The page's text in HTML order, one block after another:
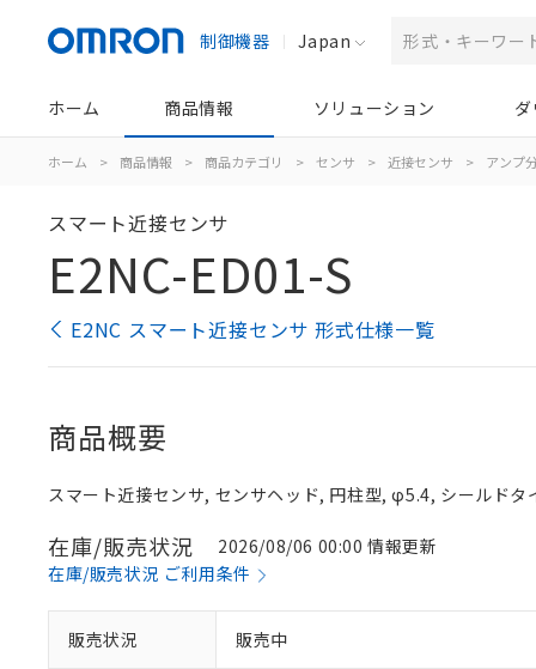
制御機器 Japan
ホーム 商品情報 ソリューション
ホーム > 商品情報 > 商品カテゴリ > センサ > 近接センサ > アンプ
スマート近接センサ
E2NC-ED01-S
E2NC スマート近接センサ 形式仕様一覧
商品概要
スマート近接センサ, センサヘッド, 円柱型, φ5.4, シールド
在庫/販売状況
2026/08/06 00:00 情報更新
在庫/販売状況 ご利用条件
販売状況 販売中